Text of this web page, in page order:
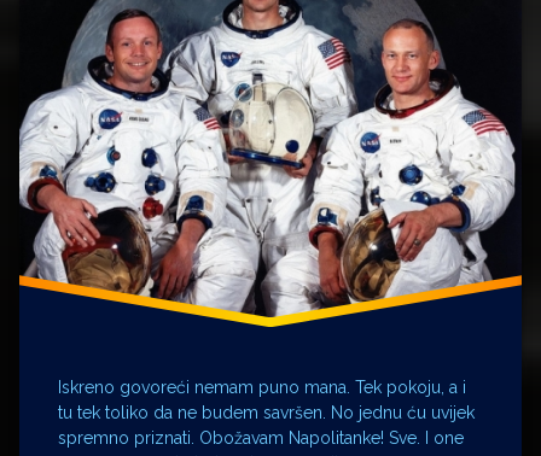
Iskreno govoreći nemam puno mana. Tek pokoju, a i
tu tek toliko da ne budem savršen. No jednu ću uvijek
spremno priznati. Obožavam Napolitanke! Sve. I one
Karolina
Osijek
Koestlin
Bjelovar
Linus
Pauling
mama
napolitanke
Neil
Armstrong
Sloboda
Osijek
Stari